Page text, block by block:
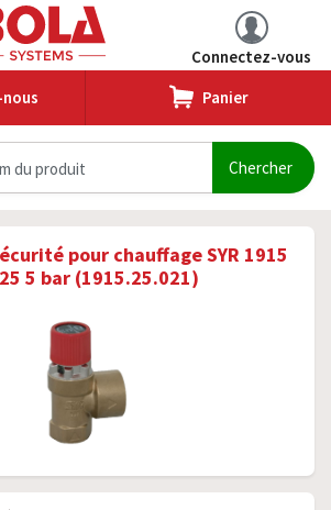
Connectez-vous
Panier
pour chauffage SYR 1915
5 bar (1915.25.021)